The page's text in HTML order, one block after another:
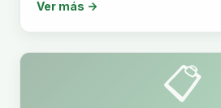
Ver más →
📋